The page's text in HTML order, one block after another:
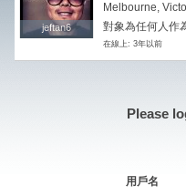
jeftan6
jeftan6
Melbourne,
對象為任何人作
在線上: 3年以前
Please
用戶名